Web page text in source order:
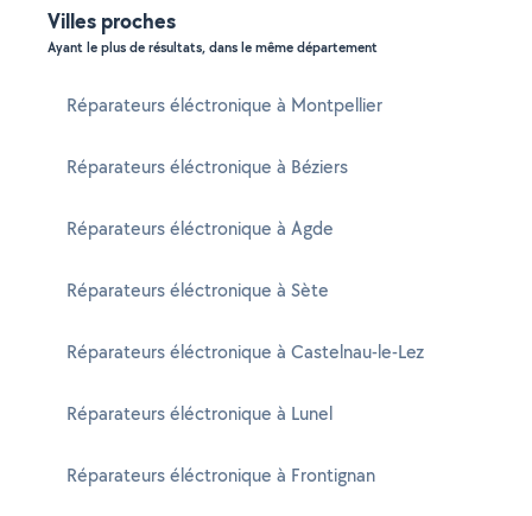
Villes proches
Ayant le plus de résultats, dans le même département
Réparateurs éléctronique à Montpellier
Réparateurs éléctronique à Béziers
Réparateurs éléctronique à Agde
Réparateurs éléctronique à Sète
Réparateurs éléctronique à Castelnau-le-Lez
Réparateurs éléctronique à Lunel
Réparateurs éléctronique à Frontignan